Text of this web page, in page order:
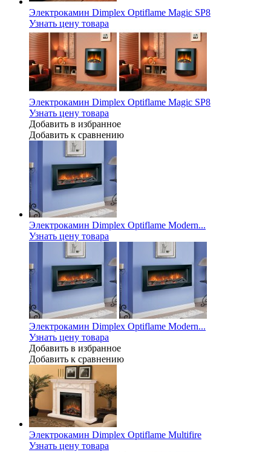
Электрокамин Dimplex Optiflame Magic SP8
Узнать цену товара
Электрокамин Dimplex Optiflame Magic SP8
Узнать цену товара
Добавить в избранное
Добавить к сравнению
Электрокамин Dimplex Optiflame Modern...
Узнать цену товара
Электрокамин Dimplex Optiflame Modern...
Узнать цену товара
Добавить в избранное
Добавить к сравнению
Электрокамин Dimplex Optiflame Multifire
Узнать цену товара